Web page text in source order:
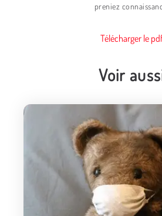
preniez
Télécharger le
Voir